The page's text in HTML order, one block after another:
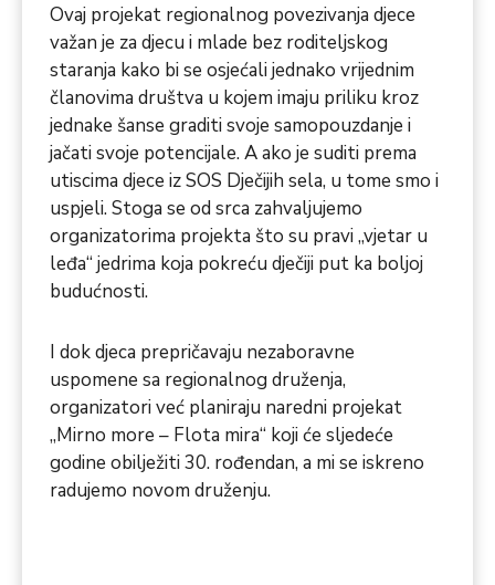
Ovaj projekat regionalnog povezivanja djece
važan je za djecu i mlade bez roditeljskog
staranja kako bi se osjećali jednako vrijednim
članovima društva u kojem imaju priliku kroz
jednake šanse graditi svoje samopouzdanje i
jačati svoje potencijale. A ako je suditi prema
utiscima djece iz SOS Dječijih sela, u tome smo i
uspjeli. Stoga se od srca zahvaljujemo
organizatorima projekta što su pravi „vjetar u
leđa“ jedrima koja pokreću dječiji put ka boljoj
budućnosti.
I dok djeca prepričavaju nezaboravne
uspomene sa regionalnog druženja,
organizatori već planiraju naredni projekat
„Mirno more – Flota mira“ koji će sljedeće
godine obilježiti 30. rođendan, a mi se iskreno
radujemo novom druženju.